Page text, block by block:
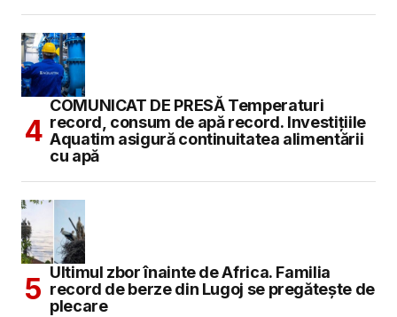
COMUNICAT DE PRESĂ Temperaturi
record, consum de apă record. Investițiile
Aquatim asigură continuitatea alimentării
cu apă
Ultimul zbor înainte de Africa. Familia
record de berze din Lugoj se pregătește de
plecare